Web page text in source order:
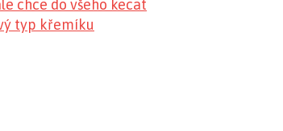
chce do všeho kecat
typ křemíku